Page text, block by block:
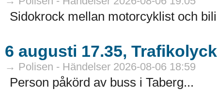
Sidokrock mellan motorcyklist och
6 augusti 17.35,
→ Polisen - Händelser 2026-08-06 18:59
Person påkörd av buss i Taberg...